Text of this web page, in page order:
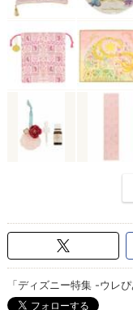
「ディズニー特集 -ウレ